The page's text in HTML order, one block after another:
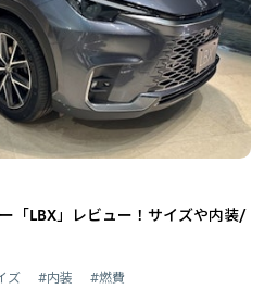
「LBX」レビュー！サイズや内装/
ズ #内装 #燃費